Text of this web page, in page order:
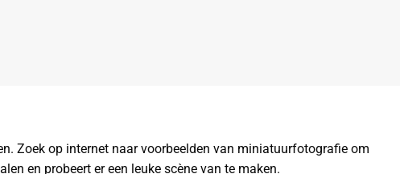
Zoek op internet naar voorbeelden van miniatuurfotografie om
en probeert er een leuke scène van te maken.